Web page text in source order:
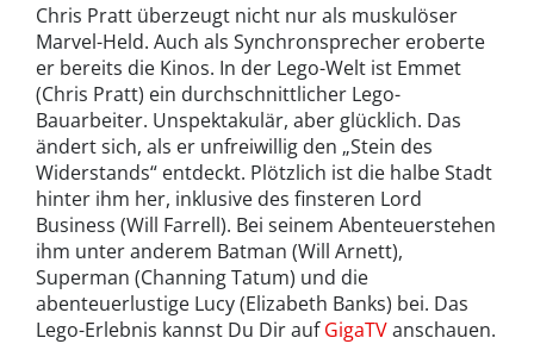
Chris Pratt überzeugt nicht nur als muskulöser
Marvel-Held. Auch als Synchronsprecher eroberte
er bereits die Kinos. In der Lego-Welt ist Emmet
(Chris Pratt) ein durchschnittlicher Lego-
Bauarbeiter. Unspektakulär, aber glücklich. Das
ändert sich, als er unfreiwillig den „Stein des
Widerstands“ entdeckt. Plötzlich ist die halbe Stadt
hinter ihm her, inklusive des finsteren Lord
Business (Will Farrell). Bei seinem Abenteuerstehen
ihm unter anderem Batman (Will Arnett),
Superman (Channing Tatum) und die
abenteuerlustige Lucy (Elizabeth Banks) bei. Das
Lego-Erlebnis kannst Du Dir aufGigaTVanschauen.